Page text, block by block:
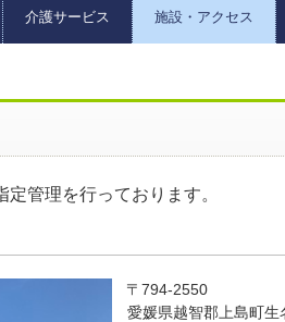
介護サービス 施設・アクセス
管理を行っております。
〒794-2550
愛媛県越智郡上島町生